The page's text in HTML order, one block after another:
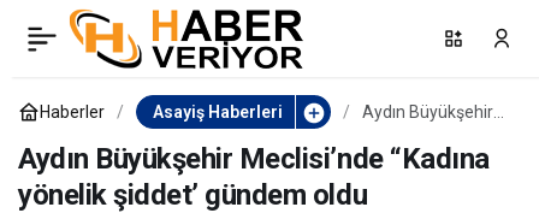
Haberler Asayiş Haberleri
Aydın Büyükşehir
yönelik şiddet’
gündem oldu
Aydın Büyükşehir Meclisi’nde “Kadına
yönelik şiddet’ gündem oldu
Defalarca yumruklanan
genç kız, yine de suç
makinesinin peşinden
Paylaş